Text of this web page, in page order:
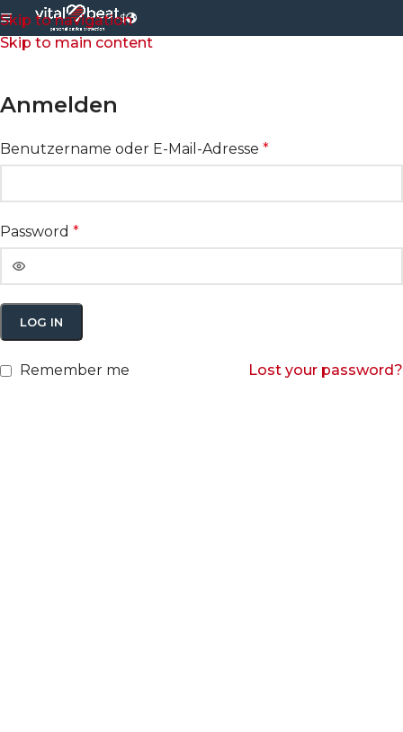
Skip to navigation
Skip to main content
$
Anmelden
Benutzername oder E-Mail-Adresse *
Password *
LOG IN
Lost your password?
Remember me